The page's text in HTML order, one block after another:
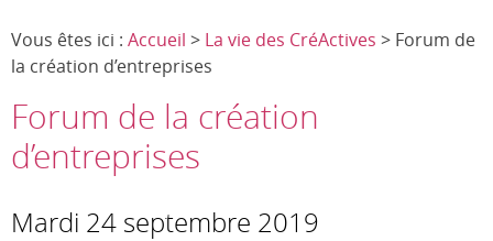
Vous êtes ici : Accueil > La vie des CréActives > Forum de
la création d’entreprises
Forum de la création
d’entreprises
Mardi 24 septembre 2019